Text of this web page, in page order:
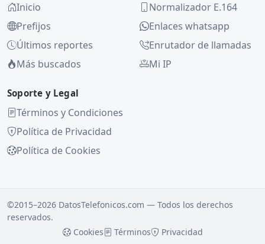
Inicio
Prefijos
Últimos reportes
Más buscados
Normalizador E.164
Enlaces whatsapp
Enrutador de llamadas
Mi IP
Soporte y Legal
Términos y Condiciones
Política de Privacidad
Política de Cookies
©2015–2026 DatosTelefonicos.com — Todos los derechos
reservados.
Cookies
Términos Privacidad